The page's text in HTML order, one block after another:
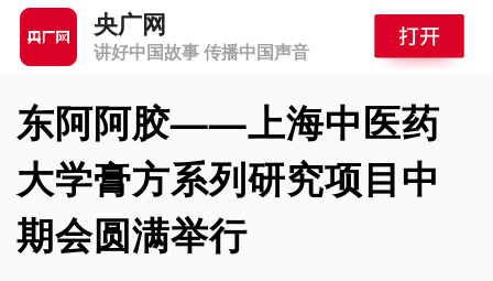
央广网
讲好中国故事 传播中国声音
东阿阿胶——上海中医药
大学膏方系列研究项目中
期会圆满举行